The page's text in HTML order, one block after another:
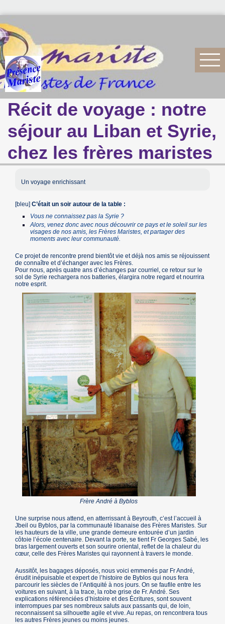
Récit de voyage : notre
séjour au Liban et Syrie,
chez les frères maristes
Un voyage enrichissant
[bleu]C’était un soir autour de la table :
Vous ne connaissez pas la Syrie ?
Alors, venez donc avec nous découvrir ce pays et le soleil sur les
visages de nos amis, les Frères Maristes, et partager des
moments avec leur communauté.
Ce projet de rencontre prend bientôt vie et déjà nos amis se réjouissent
de connaître et d’échanger avec les Frères.
Pour nous, après quatre ans d’échanges par courriel, ce retour sur le
sol de Syrie rechargera nos batteries, élargira notre regard et nourrira
notre esprit.
Frère André à Byblos
Une surprise nous attend, en atterrissant à Beyrouth, c’est l’accueil à
Jbeil ou Byblos, par la communauté libanaise des Frères Maristes. Sur
les hauteurs de la ville, une grande demeure entourée d’un jardin
côtoie l’école centenaire. Devant la porte, se tient Fr Georges Sabé, les
bras largement ouverts et son sourire oriental, reflet de la chaleur du
cœur, celle des Frères Maristes qui rayonnent à travers le monde.
Aussitôt, les bagages déposés, nous voici emmenés par Fr André,
érudit inépuisable et expert de l’histoire de Byblos qui nous fera
parcourir les siècles de l’Antiquité à nos jours. On se faufile entre les
voitures en suivant, à la trace, la robe grise de Fr. André. Ses
explications référenciées d’histoire et des Écritures, sont souvent
interrompues par ses nombreux saluts aux passants qui, de loin,
reconnaissent sa silhouette agile et vive. Au repas, on rencontrera tous
les autres Frères jeunes ou moins jeunes.